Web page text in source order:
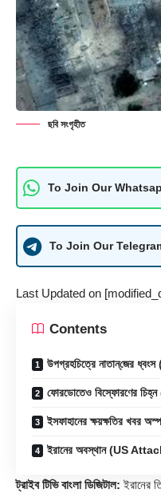
ছবি সংগৃহীত
To Join Our
To Join Our
Last Updated on
Contents
উপগ্রহচিত্রে নাতান্‌জের
ফোরডোতেও বিস্ফোরণের
ইসফাহানের ক্ষয়ক্ষতির
ইরানের অবস্থান (US
ট্রাইব টিভি বাংলা ডিজিটাল: ইরানের